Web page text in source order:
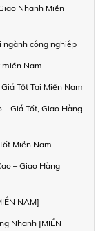
Nhanh Miền
ngành công nghiệp
miền Nam
Tốt Tại Miền Nam
Giá Tốt, Giao Hàng
Miền Nam
– Giao Hàng
NAM]
Nhanh [MIỀN